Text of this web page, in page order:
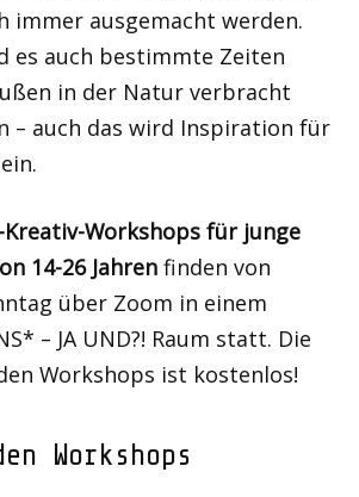
immer ausgemacht werden.
es auch bestimmte Zeiten
in der Natur verbracht
– auch das wird Inspiration für
Kreativ-Workshops für junge
14-26 Jahren finden von
über Zoom in einem
– JA UND?! Raum statt. Die
Workshops ist kostenlos!
Workshops